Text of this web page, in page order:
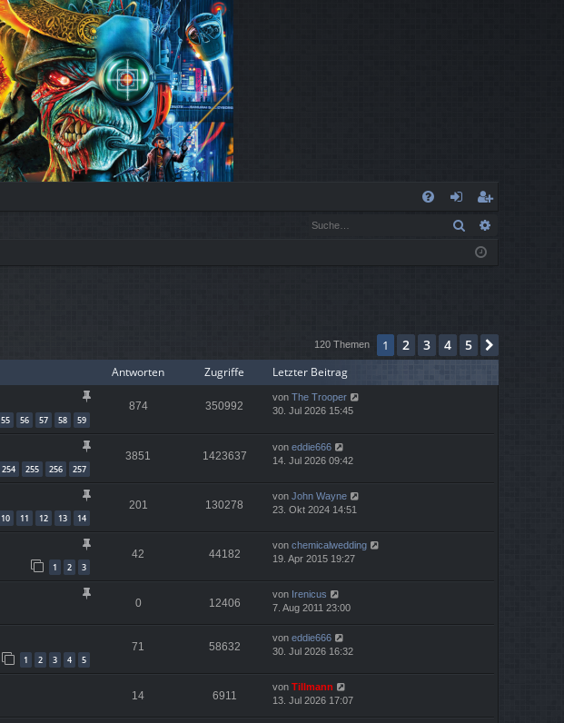
n
eg
ist
n
Suche
120 Themen 1 2 3 4 5
Antworten Zugriffe Letzter Beitrag
55 56 57 58 59
874 350992
von The Trooper
30. Jul 2026 15:45
254 255 256 257
3851 1423637
von eddie666
14. Jul 2026 09:42
10 11 12 13 14
201 130278
von John Wayne
23. Okt 2024 14:51
1 2 3
42 44182
von chemicalwedding
19. Apr 2015 19:27
0 12406
von Irenicus
7. Aug 2011 23:00
1 2 3 4 5
71 58632
von eddie666
30. Jul 2026 16:32
14 6911
von Tillmann
13. Jul 2026 17:07